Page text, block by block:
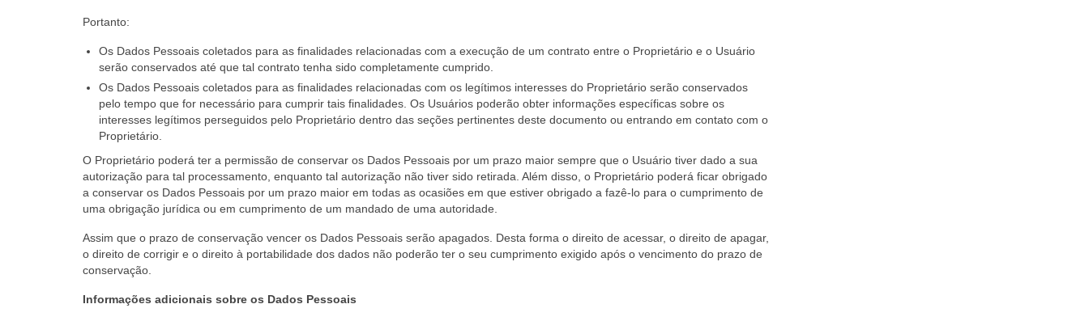
Portanto:
Os Dados Pessoais coletados para as finalidades relacionadas com a execução de um contrato entre o Proprietário e o Usuário
serão conservados até que tal contrato tenha sido completamente cumprido.
Os Dados Pessoais coletados para as finalidades relacionadas com os legítimos interesses do Proprietário serão conservados
pelo tempo que for necessário para cumprir tais finalidades. Os Usuários poderão obter informações específicas sobre os
interesses legítimos perseguidos pelo Proprietário dentro das seções pertinentes deste documento ou entrando em contato com o
Proprietário.
O Proprietário poderá ter a permissão de conservar os Dados Pessoais por um prazo maior sempre que o Usuário tiver dado a sua
autorização para tal processamento, enquanto tal autorização não tiver sido retirada. Além disso, o Proprietário poderá ficar obrigado
a conservar os Dados Pessoais por um prazo maior em todas as ocasiões em que estiver obrigado a fazê-lo para o cumprimento de
uma obrigação jurídica ou em cumprimento de um mandado de uma autoridade.
Assim que o prazo de conservação vencer os Dados Pessoais serão apagados. Desta forma o direito de acessar, o direito de apagar,
o direito de corrigir e o direito à portabilidade dos dados não poderão ter o seu cumprimento exigido após o vencimento do prazo de
conservação.
Informações adicionais sobre os Dados Pessoais